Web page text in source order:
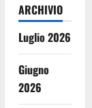
ARCHIVIO
Luglio 2026
Giugno
2026